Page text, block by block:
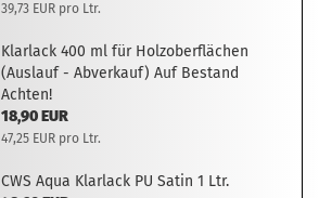
39,73 EUR pro Ltr.
Klarlack 400 ml für Holzoberflächen
(Auslauf - Abverkauf) Auf Bestand
Achten!
18,90 EUR
47,25 EUR pro Ltr.
CWS Aqua Klarlack PU Satin 1 Ltr.